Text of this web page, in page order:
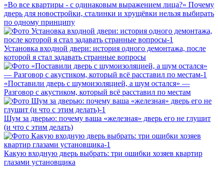
«Во все квартиры - с одинаковым выражением лица?» Почему
дверь для новостройки, сталинки и хрущёвки нельзя выбирать
по одному принципу
Установка входной двери: история одного демонтажа, после
которой я стал задавать странные вопросы
«Поставили дверь с шумоизоляцией, а шум остался» —
Разговор с акустиком, который всё расставил по местам
Шум за дверью: почему ваша «железная» дверь его не глушит
(и что с этим делать)
Какую входную дверь выбрать: три ошибки хозяев квартир
глазами установщика